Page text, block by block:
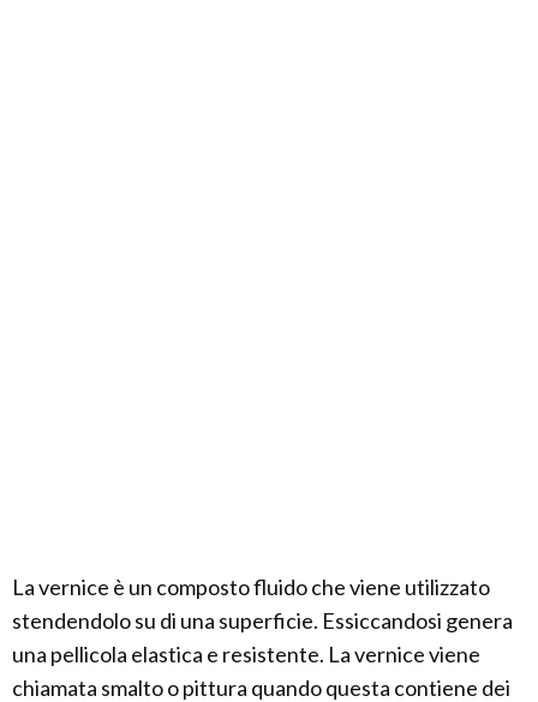
La vernice è un composto fluido che viene utilizzato
stendendolo su di una superficie. Essiccandosi genera
una pellicola elastica e resistente. La vernice viene
chiamata smalto o pittura quando questa contiene dei